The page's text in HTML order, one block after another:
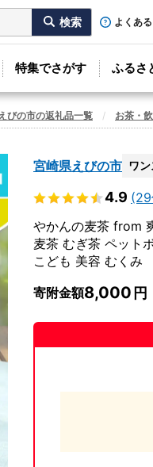
よくあ
特集でさがす ふるさ
びの市の返礼品一覧 お茶・
宮崎県えびの市 ワ
4.9 (29
やかんの麦茶 from
麦茶 むぎ茶 ペット
こども 美容 むくみ
寄附金額8,000